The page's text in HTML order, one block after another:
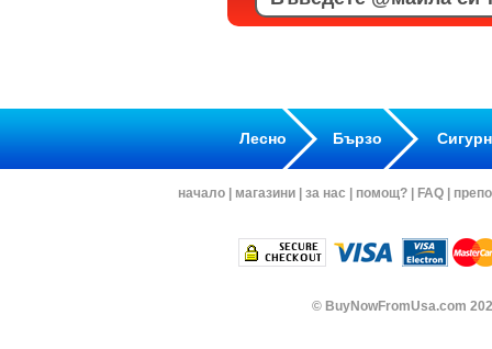
Лесно Бързо
начало магазини за нас помощ? FAQ
© BuyNowFromUsa.com